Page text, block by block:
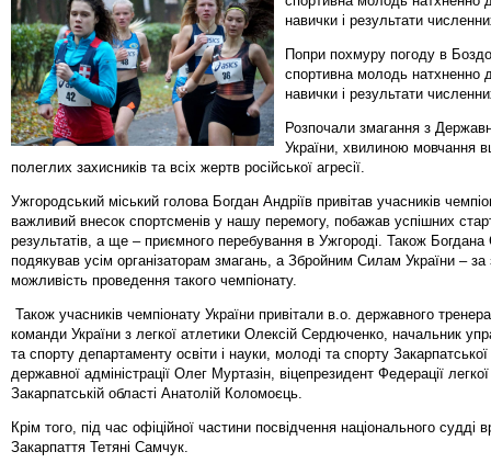
навички і результати
Попри похмуру погоду в
спортивна молодь натхненно
навички і результати
Розпочали змагання з
України, хвилиною мовчання
полеглих захисників та всіх жертв російської агресії.
Ужгородський міський голова Богдан Андріїв привітав учасників
важливий внесок спортсменів у нашу перемогу, побажав успішних
результатів, а ще – приємного перебування в Ужгороді. Також Богдана
подякував усім організаторам змагань, а Збройним Силам України – за
можливість проведення такого чемпіонату.
Також учасників чемпіонату України привітали в.о. державного тренера
команди України з легкої атлетики Олексій Сердюченко, начальник
та спорту департаменту освіти і науки, молоді та спорту Закарпатської
державної адміністрації Олег Муртазін, віцепрезидент Федерації
Закарпатській області Анатолій Коломоєць.
Крім того, під час офіційної частини посвідчення національного судді
Закарпаття Тетяні Самчук.